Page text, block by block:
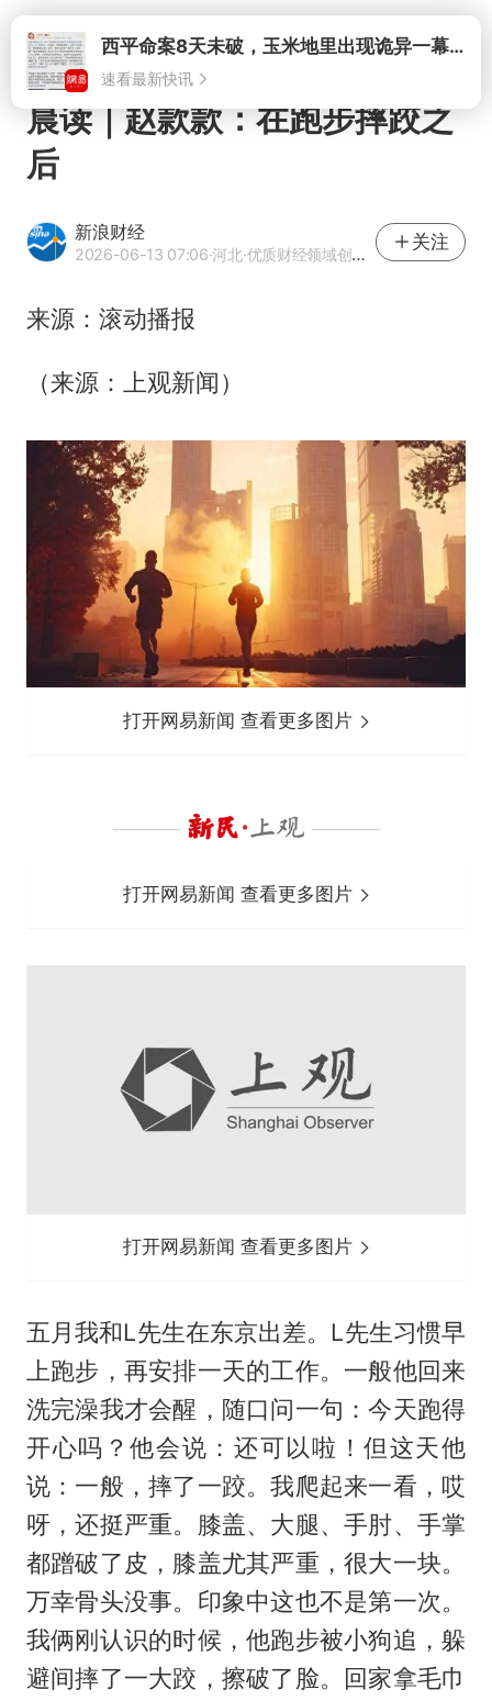
打开西平命案8天未破，玉米地里出现诡异一幕，我突然想起了欧金中
速看最新快讯
晨读｜赵款款：在跑步摔跤之
后
新浪财经
2026-06-13 07:06·河北·优质财经领域创作者
关注
来源：滚动播报
（来源：上观新闻）
打开网易新闻 查看更多图片
打开网易新闻 查看更多图片
打开网易新闻 查看更多图片
五月我和L先生在东京出差。L先生习惯早
上跑步，再安排一天的工作。一般他回来
洗完澡我才会醒，随口问一句：今天跑得
开心吗？他会说：还可以啦！但这天他
说：一般，摔了一跤。我爬起来一看，哎
呀，还挺严重。膝盖、大腿、手肘、手掌
都蹭破了皮，膝盖尤其严重，很大一块。
万幸骨头没事。印象中这也不是第一次。
我俩刚认识的时候，他跑步被小狗追，躲
避间摔了一大跤，擦破了脸。回家拿毛巾